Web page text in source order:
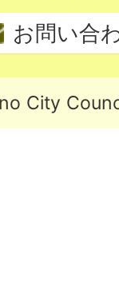
お問い合
City